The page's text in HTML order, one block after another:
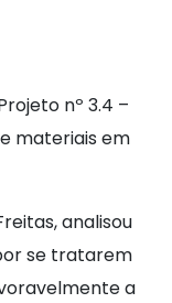
nº 3.4 –
materiais em
analisou
se tratarem
a